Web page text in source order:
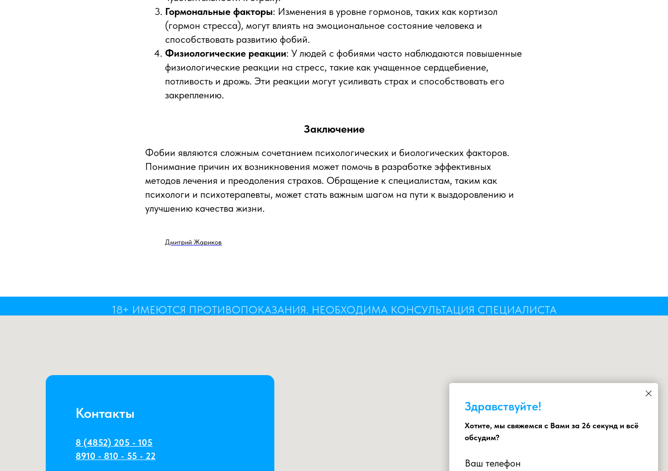
Гормональные факторы: Изменения в уровне гормонов, таких как кортизол
(гормон стресса), могут влиять на эмоциональное состояние человека и
способствовать развитию фобий.
Физиологические реакции: У людей с фобиями часто наблюдаются повышенные
физиологические реакции на стресс, такие как учащенное сердцебиение,
потливость и дрожь. Эти реакции могут усиливать страх и способствовать его
закреплению.
Заключение
Фобии являются сложным сочетанием психологических и биологических факторов.
Понимание причин их возникновения может помочь в разработке эффективных
методов лечения и преодоления страхов. Обращение к специалистам, таким как
психологи и психотерапевты, может стать важным шагом на пути к выздоровлению и
улучшению качества жизни.
Дмитрий Жариков
Здравствуйте!
Хотите, мы свяжемся с Вами за 26 секунд и всё
обсудим?
Ваш телефон
18+ ИМЕЮТСЯ ПРОТИВОПОКАЗАНИЯ. НЕОБХОДИМА КОНСУЛЬТАЦИЯ СПЕЦИАЛИСТА
Контакты
8 (4852) 205 - 105
8910 - 810 - 55 - 22